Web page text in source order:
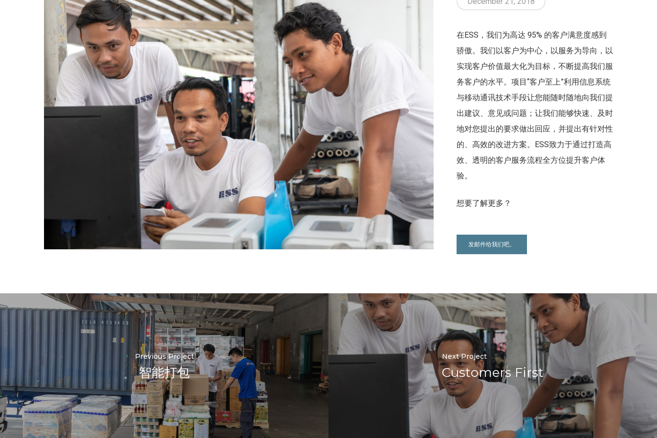
在ESS，我们为高达 95% 的客户满意度感到
骄傲。我们以客户为中心，以服务为导向，以
实现客户价值最大化为目标，不断提高我们服
务客户的水平。项目“客户至上”利用信息系统
与移动通讯技术手段让您能随时随地向我们提
出建议、意见或问题；让我们能够快速、及时
地对您提出的要求做出回应，并提出有针对性
的、高效的改进方案。ESS致力于通过打造高
效、透明的客户服务流程全方位提升客户体
验。
想要了解更多？
发邮件给我们吧。
Previous Project
智能打包
Next Project
Customers First